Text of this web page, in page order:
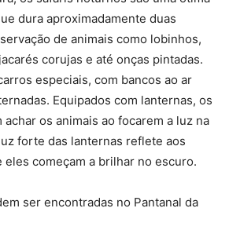
dura aproximadamente duas
de animais como lobinhos,
corujas e até onças pintadas.
especiais, com bancos ao ar
Equipados com lanternas, os
os animais ao focarem a luz na
forte das lanternas reflete aos
eles começam a brilhar no escuro.
ser encontradas no Pantanal da